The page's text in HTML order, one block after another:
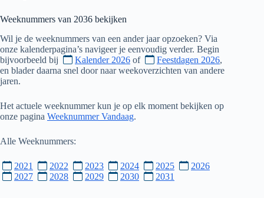
Weeknummers van 2036 bekijken
Wil je de weeknummers van een ander jaar opzoeken? Via
onze kalenderpagina’s navigeer je eenvoudig verder. Begin
bijvoorbeeld bij
Kalender 2026 of Feestdagen 2026,
en blader daarna snel door naar weekoverzichten van andere
jaren.
Het actuele weeknummer kun je op elk moment bekijken op
onze pagina Weeknummer Vandaag.
Alle Weeknummers:
2021 2022 2023 2024 2025
2026
2027
2028 2029 2030 2031